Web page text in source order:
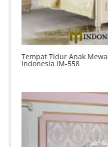
Tempat Tidur Anak
Indonesia IM-558